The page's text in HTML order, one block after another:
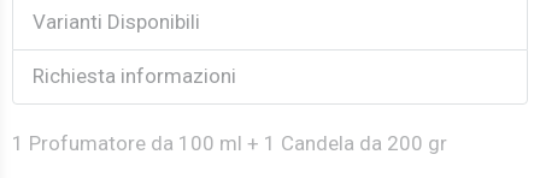
Varianti Disponibili
Richiesta informazioni
1 Profumatore da 100 ml + 1 Candela da 200 gr